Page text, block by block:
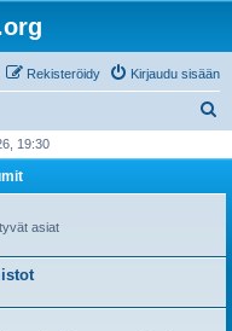
Kirjaudu sisään
Rekisteröidy
i
19:30
asiat